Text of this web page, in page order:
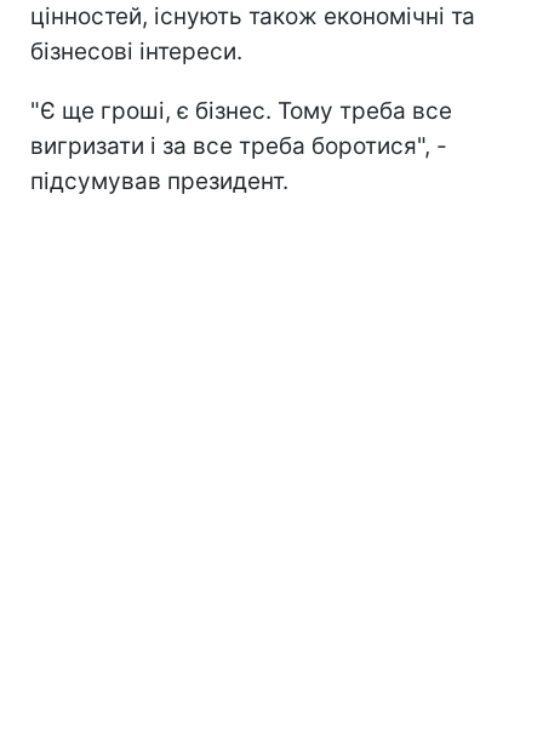
цінностей, існують також економічні та
бізнесові інтереси.
"Є ще гроші, є бізнес. Тому треба все
вигризати і за все треба боротися", -
підсумував президент.